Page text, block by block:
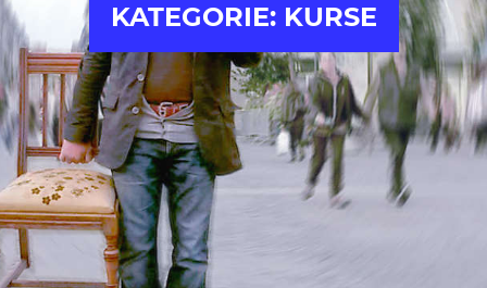
KATEGORIE: KURSE